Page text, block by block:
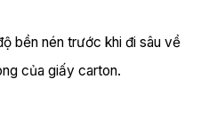
bền nén trước khi đi sâu về
của giấy carton.